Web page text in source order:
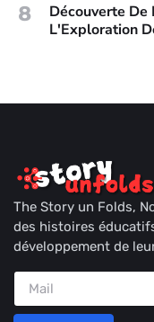
8
Découverte De
L'Exploration
The Story un Folds,
des histoires
développement de